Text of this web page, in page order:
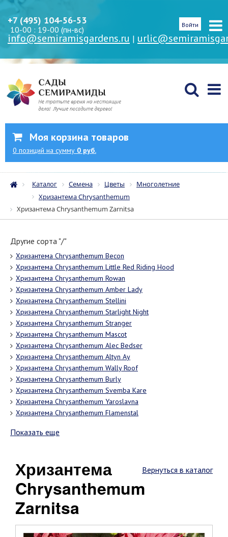
+7 (495) 104-56-53
10-00 : 19-00 (пн-вс)
info@semiramisgardens.ru |
Войти
Моя корзина товаров
0 позиций на сумму 0 руб.
Каталог Семена Цветы
Многолетние
Хризантема Chrysanthemum
Хризантема Chrysanthemum Zarnitsa
Другие сорта "/"
Хризантема Chrysanthemum Becon
Хризантема Chrysanthemum Little Red Riding Hood
Хризантема Chrysanthemum Rowan
Хризантема Chrysanthemum Amber Lady
Хризантема Chrysanthemum Stellini
Хризантема Chrysanthemum Starlight Night
Хризантема Chrysanthemum Stranger
Хризантема Chrysanthemum Mascot
Хризантема Chrysanthemum Alec Bedser
Хризантема Chrysanthemum Altyn Ay
Хризантема Chrysanthemum Wally Roof
Хризантема Chrysanthemum Burly
Хризантема Chrysanthemum Svemba Kare
Хризантема Chrysanthemum Yaroslavna
Хризантема Chrysanthemum Flamenstal
Показать еще
Вернуться в каталог
Хризантема
Chrysanthemum
Zarnitsa